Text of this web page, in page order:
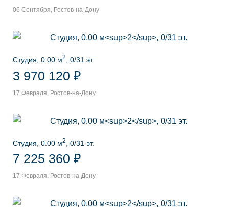
06 Сентября, Ростов-на-Дону
Студия, 0.00 м2 , 0/31 эт.
3 970 120 ₽
17 Февраля, Ростов-на-Дону
Студия, 0.00 м2 , 0/31 эт.
7 225 360 ₽
17 Февраля, Ростов-на-Дону